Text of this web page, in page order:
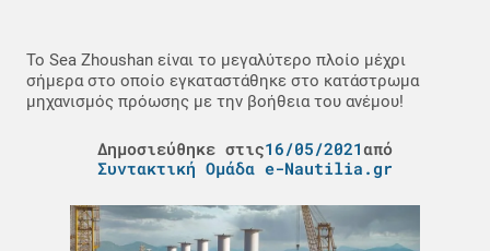
Το Sea Zhoushan είναι το μεγαλύτερο πλοίο μέχρι
σήμερα στο οποίο εγκαταστάθηκε στο κατάστρωμα
μηχανισμός πρόωσης με την βοήθεια του ανέμου!
Δημοσιεύθηκε στις16/05/2021από
Συντακτική Ομάδα e-Nautilia.gr